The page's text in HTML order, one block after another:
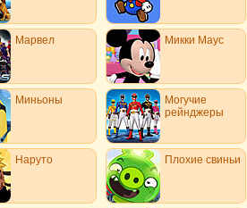
Марвел Микки Маус
Миньоны
Могучие
рейнджеры
Наруто Плохие свиньи